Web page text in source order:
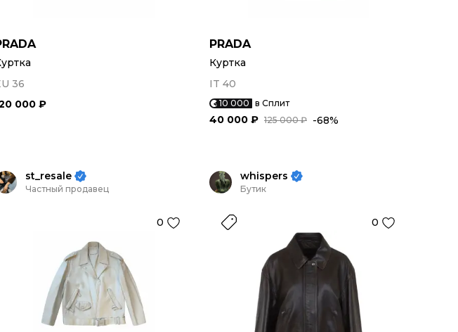
36
000 ₽
PRADA
Куртка
IT 40
10 000 в Сплит
125 000 ₽
40 000 ₽ -68%
st_resale
Частный продавец
0
whispers
Бутик
0